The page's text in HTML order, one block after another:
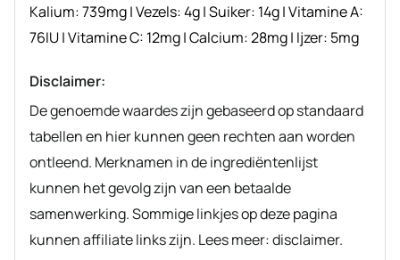
Kalium:739mg|Vezels:4g|Suiker: 14g|Vitamine A:
76IU|Vitamine C: 12mg|Calcium:28mg| Ijzer: 5mg
Disclaimer:
De genoemde waardes zijn gebaseerd op standaard
tabellen en hier kunnen geen rechten aan worden
ontleend. Merknamen in de ingrediëntenlijst
kunnen het gevolg zijn van een betaalde
samenwerking. Sommige linkjes op deze pagina
kunnen affiliate links zijn. Lees meer: disclaimer.